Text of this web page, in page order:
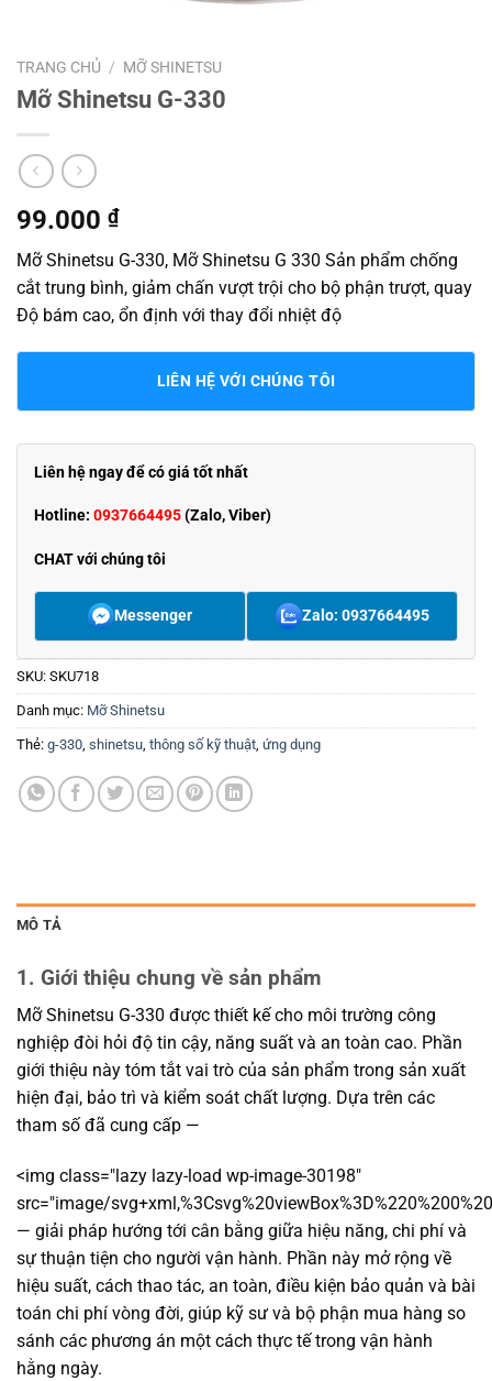
TRANG CHỦ / MỠ SHINETSU
Mỡ Shinetsu G-330
99.000 ₫
Mỡ Shinetsu G-330, Mỡ Shinetsu G 330 Sản phẩm chống
cắt trung bình, giảm chấn vượt trội cho bộ phận trượt, quay
Độ bám cao, ổn định với thay đổi nhiệt độ
LIÊN HỆ VỚI CHÚNG TÔI
Liên hệ ngay để có giá tốt nhất
Hotline: 0937664495(Zalo, Viber)
CHAT với chúng tôi
Messenger Zalo: 0937664495
SKU: SKU718
Danh mục: Mỡ Shinetsu
Thẻ: g-330 shinetsu thông số kỹ thuật ứng dụng
MÔ TẢ
1. Giới thiệu chung về sản phẩm
Mỡ Shinetsu G-330 được thiết kế cho môi trường công
nghiệp đòi hỏi độ tin cậy, năng suất và an toàn cao. Phần
giới thiệu này tóm tắt vai trò của sản phẩm trong sản xuất
hiện đại, bảo trì và kiểm soát chất lượng. Dựa trên các
tham số đã cung cấp —
<img class="lazy lazy-load wp-image-30198"
src="image/
— giải pháp hướng tới cân bằng giữa hiệu năng, chi phí và
sự thuận tiện cho người vận hành. Phần này mở rộng về
hiệu suất, cách thao tác, an toàn, điều kiện bảo quản và bài
toán chi phí vòng đời, giúp kỹ sư và bộ phận mua hàng so
sánh các phương án một cách thực tế trong vận hành
hằng ngày.